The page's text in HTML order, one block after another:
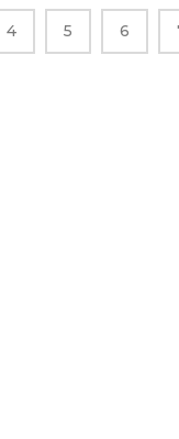
4 5 6